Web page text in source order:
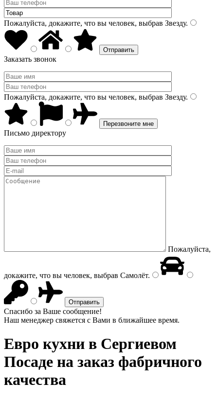
Пожалуйста, докажите, что вы человек, выбрав Звезду.
Заказать звонок
Пожалуйста, докажите, что вы человек, выбрав Звезду.
Письмо директору
Пожалуйста,
докажите, что вы человек, выбрав Самолёт.
Спасибо за Ваше сообщение!
Наш менеджер свяжется с Вами в ближайшее время.
Евро кухни в Сергиевом
Посаде на заказ фабричного
качества